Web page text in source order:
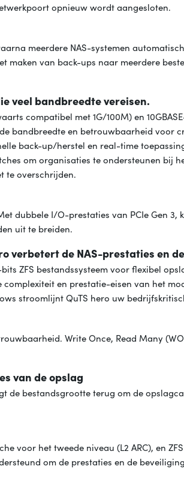
opnieuw wordt aangesloten.
meerdere NAS-systemen
van back-ups naar meerdere
veel bandbreedte vereisen.
compatibel met 1G/100M) en
bandbreedte en betrouwbaarheid voor
back-up/herstel en real-time
om organisaties te ondersteunen bij
te overschrijden.
dubbele I/O-prestaties van PCIe Gen 3,
uit te breiden.
verbetert de NAS-prestaties en
ZFS bestandssysteem voor flexibel
en prestatie-eisen van het
stroomlijnt QuTS hero uw
Write Once, Read Many
van de opslag
de bestandsgrootte terug om de
voor het tweede niveau (L2 ARC), en
om de prestaties en de